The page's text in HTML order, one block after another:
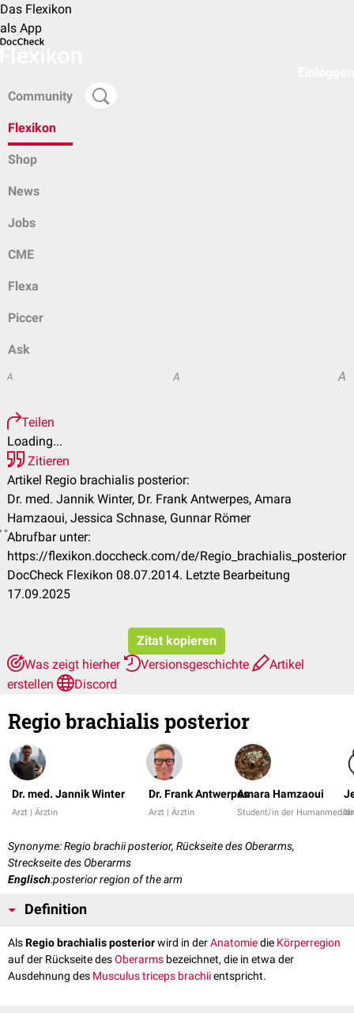
Das Flexikon
als App
Community
Flexikon
Shop
News
Jobs
CME
Flexa
Piccer
Ask
A A A
Teilen
Loading...
Zitieren
Artikel Regio brachialis posterior:
Dr. med. Jannik Winter, Dr. Frank Antwerpes, Amara
Hamzaoui, Jessica Schnase, Gunnar Römer
Abrufbar unter:
https://flexikon.doccheck.com/de/Regio_brachialis_posterior
DocCheck Flexikon 08.07.2014. Letzte Bearbeitung
17.09.2025
Zitat kopieren
Was zeigt hierher
Versionsgeschichte
Artikel
erstellen
Discord
Regio brachialis posterior
Dr. med. Jannik Winter
Arzt | Ärztin
Dr. Frank Antwerpes
Arzt | Ärztin
Amara Hamzaoui
Student/in der
Synonyme: Regio brachii posterior, Rückseite des Oberarms,
Streckseite des Oberarms
Englisch:posterior region of the arm
Definition
AlsRegio brachialis posteriorwird in derAnatomiedie Körperregion
auf der Rückseite desOberarms bezeichnet, die in etwa der
Ausdehnung des Musculus triceps brachiientspricht.